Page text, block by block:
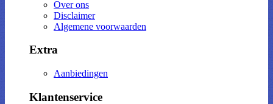
Over ons
Disclaimer
Algemene voorwaarden
Extra
Aanbiedingen
Klantenservice